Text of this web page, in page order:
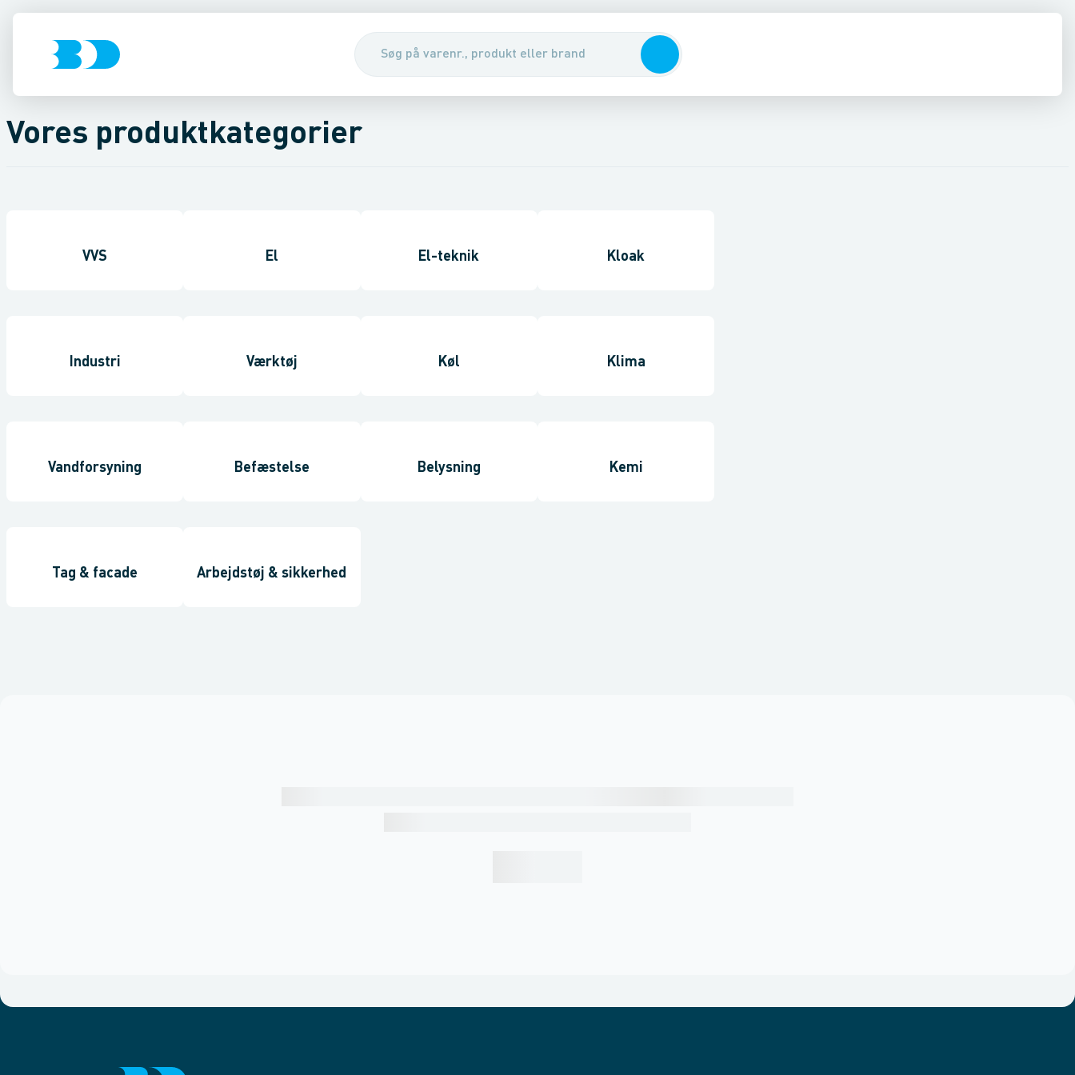
Vores produktkategorier
VVS El El-teknik Kloak
Industri Værktøj Køl Klima
Vandforsyning Befæstelse Belysning Kemi
Tag & facade Arbejdstøj & sikkerhed